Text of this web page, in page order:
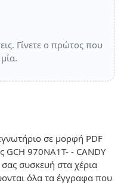
Γίνετε ο πρώτος που
σε μορφή PDF
GCH 970NA1T- - CANDY
συσκευή στα χέρια
όλα τα έγγραφα που